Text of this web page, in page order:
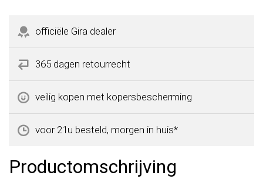
officiële Gira dealer
365 dagen retourrecht
veilig kopen met kopersbescherming
voor 21u besteld, morgen in huis*
Productomschrijving